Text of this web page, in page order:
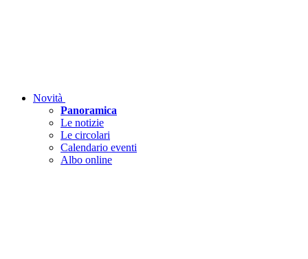
Novità
Panoramica
Le notizie
Le circolari
Calendario eventi
Albo online